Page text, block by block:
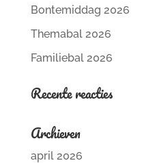
Bontemiddag 2026
Themabal 2026
Familiebal 2026
Recente reacties
Archieven
april 2026